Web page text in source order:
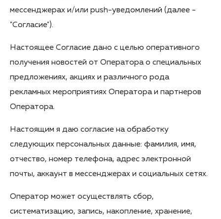
мессенджерах и/или push-уведомлений (далее -
"Согласие").
Настоящее Согласие дано с целью оперативного
получения новостей от Оператора о специальных
предложениях, акциях и различного рода
рекламных мероприятиях Оператора и партнеров
Оператора.
Настоящим я даю согласие на обработку
следующих персональных данные: фамилия, имя,
отчество, номер телефона, адрес электронной
почты, аккаунт в мессенджерах и социальных сетях.
Оператор может осуществлять сбор,
систематизацию, запись, накопление, хранение,